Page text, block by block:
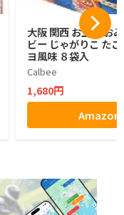
大阪 関西 お土産 お
ビー じゃがりこ た
ヨ風味 ８袋入
Calbee
1,680円
Amazon